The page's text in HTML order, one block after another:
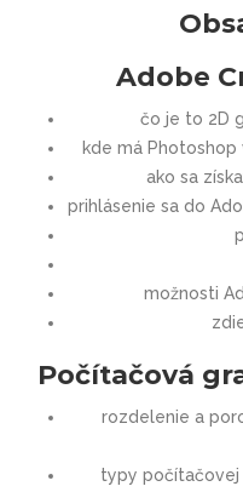
Adobe
čo je to 2D
kde má
ako sa
prihlásenie sa do
možnosti
Počítačová
rozdelenie a
typy počítačovej